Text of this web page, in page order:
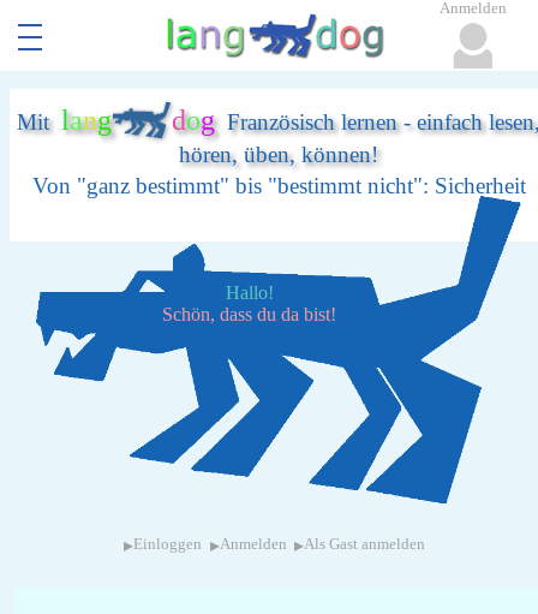
Mit lang dogFranzösisch lernen - einfach
hören, üben, können!
Von "ganz bestimmt" bis "bestimmt nicht": Sicherheit
Hallo!
Schön, dass du da bist!
▸ Einloggen ▸Anmelden ▸Als Gast anmelden
Anmelden